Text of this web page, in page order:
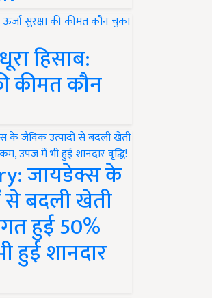
हिसाब:
कीमत कौन
जायडेक्स के
से बदली खेती
हुई 50%
हुई शानदार